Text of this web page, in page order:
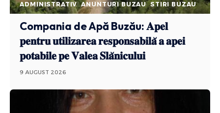
ADMINISTRATIV ANUNTURI BUZAU STIRI BUZAU
Compania de Apă Buzău: 𝐀𝐩𝐞𝐥
𝐩𝐞𝐧𝐭𝐫𝐮 𝐮𝐭𝐢𝐥𝐢𝐳𝐚𝐫𝐞𝐚 𝐫𝐞𝐬𝐩𝐨𝐧𝐬𝐚𝐛𝐢𝐥𝐚̆ 𝐚 𝐚𝐩𝐞𝐢
𝐩𝐨𝐭𝐚𝐛𝐢𝐥𝐞 𝐩𝐞 𝐕𝐚𝐥𝐞𝐚 𝐒𝐥𝐚̆𝐧𝐢𝐜𝐮𝐥𝐮𝐢
9 AUGUST 2026